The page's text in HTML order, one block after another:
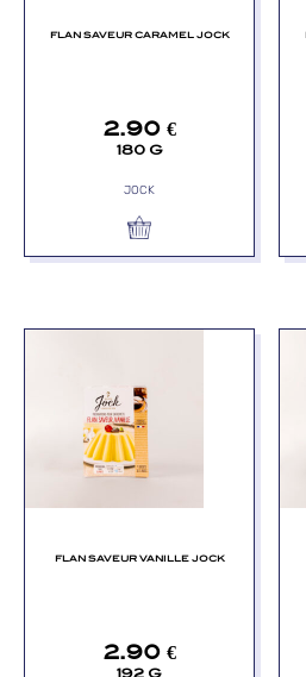
FLAN SAVEUR CARAMEL JOCK
2.90 €
180 G
JOCK
FLAN SAVEUR VANILLE JOCK
2.90 €
192 G